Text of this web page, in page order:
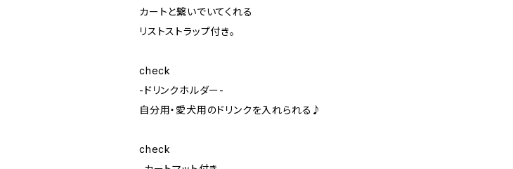
カートと繋いでいてくれる
リストストラップ付き。
check
-ドリンクホルダー-
自分用・愛犬用のドリンクを入れられる♪
check